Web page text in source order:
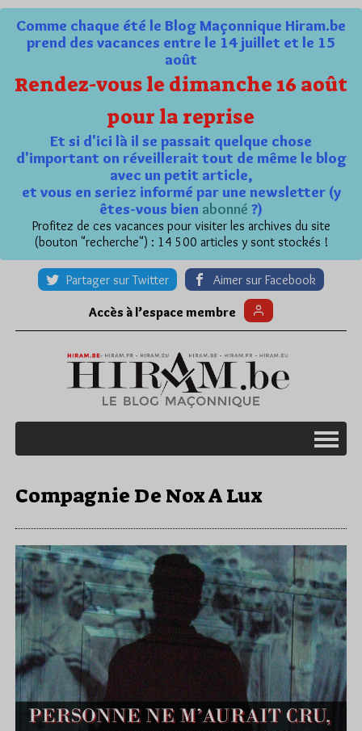
Comme chaque été le Blog Maçonnique Hiram.be
prend des vacances entre le 14 juillet et le 15
août
Rendez-vous le dimanche 16 août
pour la reprise
Et si d'ici là il se passait quelque chose
d'important on réveillerait tout de même le blog
avec un petit article,
et vous en seriez informé par une newsletter (y
êtes-vous bien abonné ?)
Profitez de ces vacances pour visiter les archives du site
(bouton "recherche") : 14 500 articles y sont stockés !
Partager sur Twitter Aimer sur Facebook
Accès à l’espace membre
Compagnie De Nox A Lux